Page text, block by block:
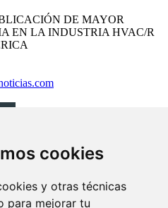
cookies
y otras técnicas
para mejorar tu
DE MAYOR
EN LA INDUSTRIA HVAC/R